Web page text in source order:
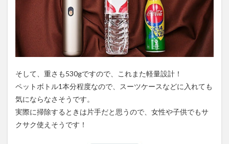
そして、重さも530gですので、これまた軽量設計！
ペットボトル1本分程度なので、スーツケースなどに入れても
気にならなさそうです。
実際に掃除するときは片手だと思うので、女性や子供でもサ
クサク使えそうです！